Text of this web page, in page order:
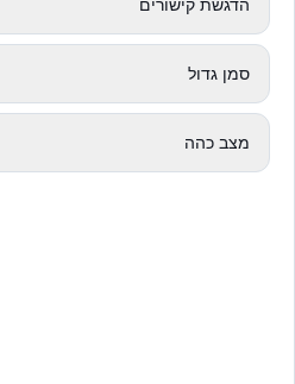
הדגשת קישורים
סמן גדול
מצב כהה